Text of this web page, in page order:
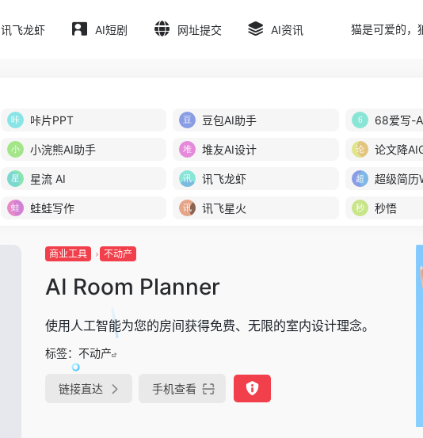
讯飞龙虾 AI短剧 网址提交 AI资讯 猫是可爱的，
咔片PPT 豆包AI助手 68爱写-
小浣熊AI助手 堆友AI设计 论文降
星流 AI 讯飞龙虾 超级简历
蛙蛙写作 讯飞星火 秒悟
商业工具 不动产
AI Room Planner
使用人工智能为您的房间获得免费、无限的室内设计理念。
标签： 不动产
链接直达 手机查看